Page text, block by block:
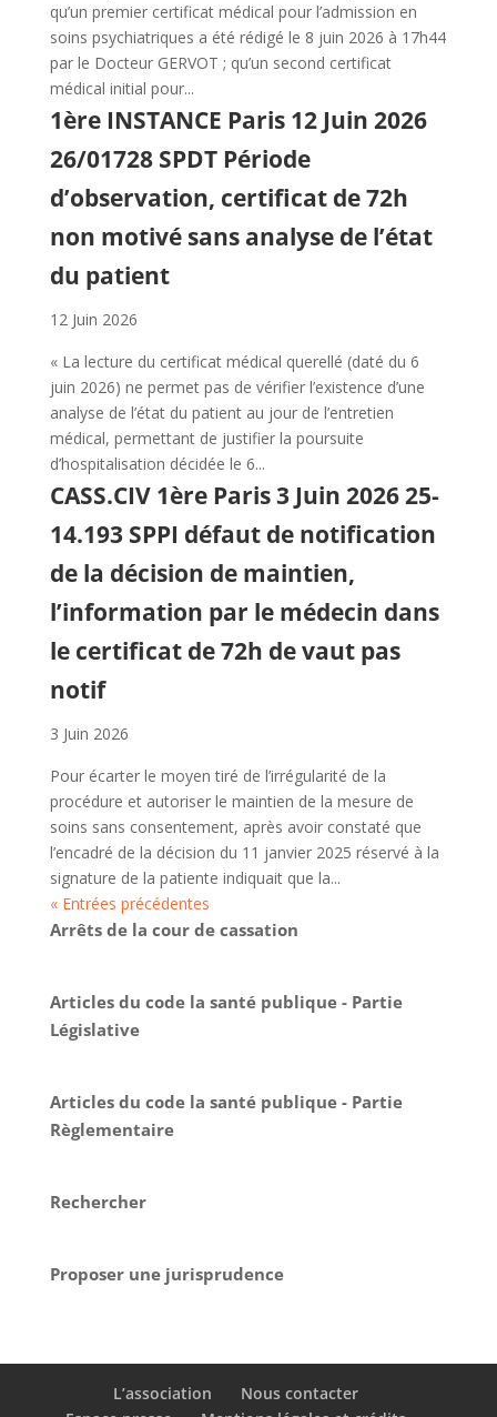
qu’un premier certificat médical pour l’admission en
soins psychiatriques a été rédigé le 8 juin 2026 à 17h44
par le Docteur GERVOT ; qu’un second certificat
médical initial pour...
1ère INSTANCE Paris 12 Juin 2026
26/01728 SPDT Période
d’observation, certificat de 72h
non motivé sans analyse de l’état
du patient
12 Juin 2026
« La lecture du certificat médical querellé (daté du 6
juin 2026) ne permet pas de vérifier l’existence d’une
analyse de l’état du patient au jour de l’entretien
médical, permettant de justifier la poursuite
d’hospitalisation décidée le 6...
CASS.CIV 1ère Paris 3 Juin 2026 25-
14.193 SPPI défaut de notification
de la décision de maintien,
l’information par le médecin dans
le certificat de 72h de vaut pas
notif
3 Juin 2026
Pour écarter le moyen tiré de l’irrégularité de la
procédure et autoriser le maintien de la mesure de
soins sans consentement, après avoir constaté que
l’encadré de la décision du 11 janvier 2025 réservé à la
signature de la patiente indiquait que la...
« Entrées précédentes
Arrêts de la cour de cassation
Articles du code la santé publique - Partie
Législative
Articles du code la santé publique - Partie
Règlementaire
Rechercher
Proposer une jurisprudence
L’association
Nous contacter